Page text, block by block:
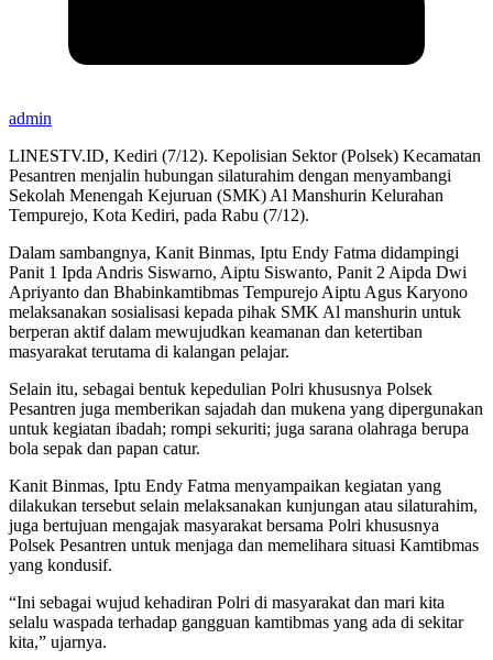
admin
LINESTV.ID, Kediri (7/12). Kepolisian Sektor (Polsek) Kecamatan
Pesantren menjalin hubungan silaturahim dengan menyambangi
Sekolah Menengah Kejuruan (SMK) Al Manshurin Kelurahan
Tempurejo, Kota Kediri, pada Rabu (7/12).
Dalam sambangnya, Kanit Binmas, Iptu Endy Fatma didampingi
Panit 1 Ipda Andris Siswarno, Aiptu Siswanto, Panit 2 Aipda Dwi
Apriyanto dan Bhabinkamtibmas Tempurejo Aiptu Agus Karyono
melaksanakan sosialisasi kepada pihak SMK Al manshurin untuk
berperan aktif dalam mewujudkan keamanan dan ketertiban
masyarakat terutama di kalangan pelajar.
Selain itu, sebagai bentuk kepedulian Polri khususnya Polsek
Pesantren juga memberikan sajadah dan mukena yang dipergunakan
untuk kegiatan ibadah; rompi sekuriti; juga sarana olahraga berupa
bola sepak dan papan catur.
Kanit Binmas, Iptu Endy Fatma menyampaikan kegiatan yang
dilakukan tersebut selain melaksanakan kunjungan atau silaturahim,
juga bertujuan mengajak masyarakat bersama Polri khususnya
Polsek Pesantren untuk menjaga dan memelihara situasi Kamtibmas
yang kondusif.
“Ini sebagai wujud kehadiran Polri di masyarakat dan mari kita
selalu waspada terhadap gangguan kamtibmas yang ada di sekitar
kita,” ujarnya.